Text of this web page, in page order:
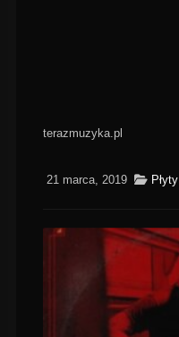
terazmuzyka.pl
21 marca, 2019 Płyty